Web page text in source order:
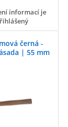
informací je
černá -
| 55 mm